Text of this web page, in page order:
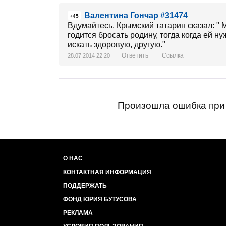
+45
Валентина Гончар #31474
Вдумайтесь. Крымский татарин сказал:
годится бросать родину, тогда когда ей
искать здоровую, другую."
28.07.2014 22:20 Ответить Ссылка
Произошла ошибка при
О НАС
КОНТАКТНАЯ ИНФОРМАЦИЯ
ПОДДЕРЖАТЬ
ФОНД ЮРИЯ БУТУСОВА
РЕКЛАМА